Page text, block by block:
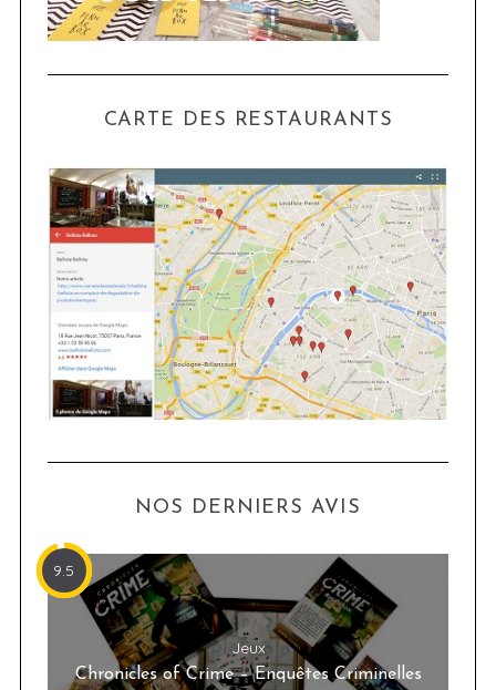
CARTE DES RESTAURANTS
NOS DERNIERS AVIS
9.5
Jeux
Chronicles of Crime – Enquêtes Criminelles